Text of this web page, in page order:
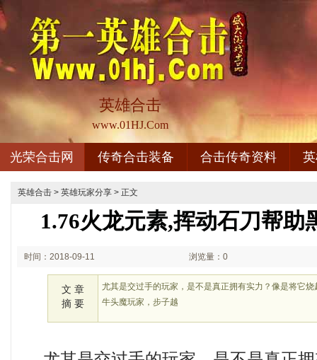
英雄合击
www.01HJ.Com
光荣合击网 传奇合击装备 合击传奇资料
英雄合击 > 英雄玩家分享 > 正文
1.76火龙元素,挥动石刀帮助
时间：2018-09-11 浏览量：0
文 章
摘 要
尤其是交过手的玩家，是不是真正拥有实力？像是将它
牛头魔玩家，步子越